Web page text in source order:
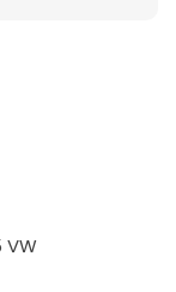
VW